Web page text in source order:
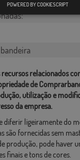
relacionados
de
utilização e
da empresa.
diferir ligeiramente do
são fornecidas sem
produção, pode haver
finais e tons de cores.
POWERED BY COOKIESCRIPT